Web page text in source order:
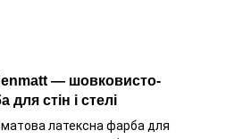
— шовковисто-
стін і стелі
латексна фарба для